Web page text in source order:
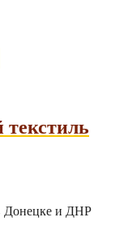
Донецке и ДНР